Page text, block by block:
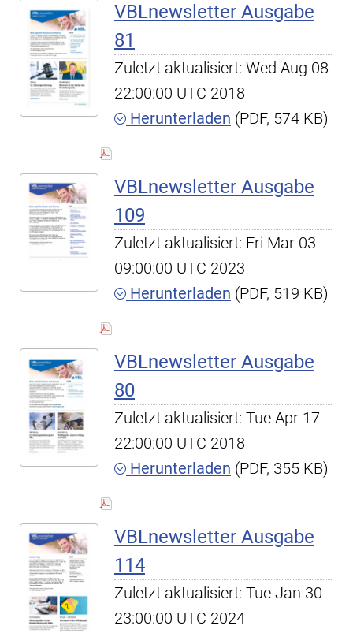
VBLnewsletter Ausgabe
81
Zuletzt aktualisiert: Wed Aug 08
22:00:00 UTC 2018
Herunterladen (PDF, 574 KB)
VBLnewsletter Ausgabe
109
Zuletzt aktualisiert: Fri Mar 03
09:00:00 UTC 2023
Herunterladen (PDF, 519 KB)
VBLnewsletter Ausgabe
80
Zuletzt aktualisiert: Tue Apr 17
22:00:00 UTC 2018
Herunterladen (PDF, 355 KB)
VBLnewsletter Ausgabe
114
Zuletzt aktualisiert: Tue Jan 30
23:00:00 UTC 2024